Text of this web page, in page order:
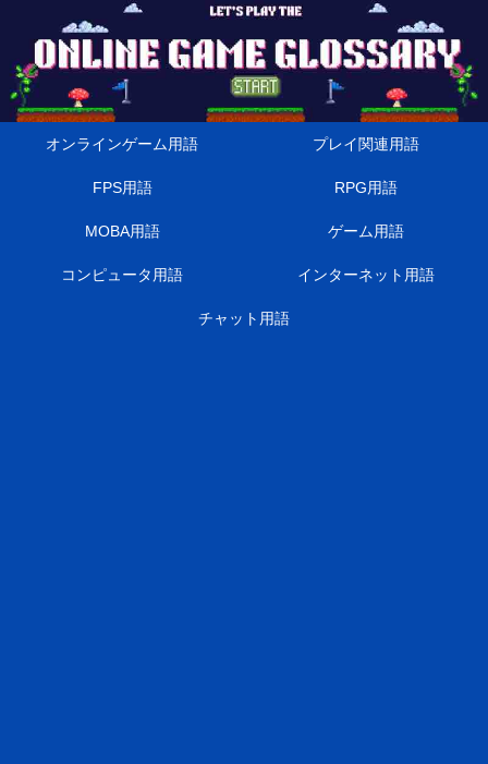
オンラインゲーム用語 プレイ関連用語
FPS用語 RPG用語
MOBA用語 ゲーム用語
コンピュータ用語 インターネット用語
チャット用語